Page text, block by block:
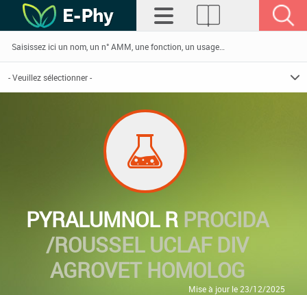
PYRALUMNOL R PROCIDA
/ROUSSEL UCLAF DIV
AGROVET HOMOLOG
Mise à jour le 23/12/2025